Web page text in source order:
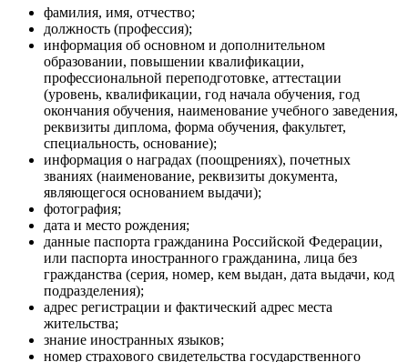
фамилия, имя, отчество;
должность (профессия);
информация об основном и дополнительном
образовании, повышении квалификации,
профессиональной переподготовке, аттестации
(уровень, квалификации, год начала обучения, год
окончания обучения, наименование учебного заведения,
реквизиты диплома, форма обучения, факультет,
специальность, основание);
информация о наградах (поощрениях), почетных
званиях (наименование, реквизиты документа,
являющегося основанием выдачи);
фотография;
дата и место рождения;
данные паспорта гражданина Российской Федерации,
или паспорта иностранного гражданина, лица без
гражданства (серия, номер, кем выдан, дата выдачи, код
подразделения);
адрес регистрации и фактический адрес места
жительства;
знание иностранных языков;
номер страхового свидетельства государственного